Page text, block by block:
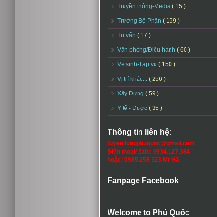
Truyền thông-Media ( 15 )
Trưởng Bộ Phận ( 159 )
Tư vấn ( 17 )
Văn phòng/Điều hành ( 60 )
Vệ sinh-Tạp vụ ( 150 )
Vị trí khác... ( 256 )
Xây Dựng ( 59 )
Y tế - Dược ( 35 )
Thông tin liên hệ:
tuyendungphuquoc@gmail.com
Điện thoại/ Zalo: 0934.127.384
hoặc: 0985 258 323 Mr Hà
Fanpage Facebook
Welcome to Phú Quốc